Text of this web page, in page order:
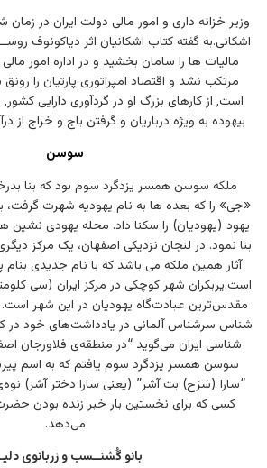
وزیر خزانه داری و امور مالی دولت ایران در
اشکانی.به گفته کتاب اشکانیان اثر دیاکونوف
مالیات ها را سامان بخشید و در اداره امور مالی
مرتکب نشد و اقتصاد امپراتوری پارتیان را
بیهوده به ویژه درباریان و گرفتن باج و خراج از
سوسن
ملکه سوسن همسر یزدگرد سوم بود که بنا
«جی» را که بعده ها به نام یهودیه شهرت گرفت،
یهود (یهودیان) را سکنا داد. محله یهودی نشین
بنا نمود. در لنجان نزدیکی اصفهان، یک مرکز
آثار همین ملکه می باشد که با نام جدیدی بنام
است.یربکران شهر کوچکی در مرکز ایران (سی
مقدس‌ترین عبادت‌گاه یهودیان در این شهر است.
شناس سرشناس آلمانی در یادداشت‌های خود در
شناسی ایران می‌گوید “در منطقه‌ی فلاورجان
سوسن همسر یزدگرد سوم یافتم که به اسم
“سارا (سَرَح) بت آشر” (یعنی سارا دختر آشر)
کسی که برای نخستین بار خبر زنده بودن
می‌دهد.
بانو گُشنــسب و زربانوی